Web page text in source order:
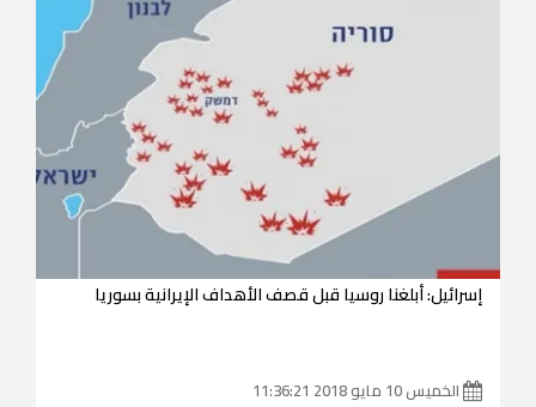
إسرائيل: أبلغنا روسيا قبل قصف الأهداف الإيرانية بسوريا
الخميس 10 مايو 2018 11:36:21